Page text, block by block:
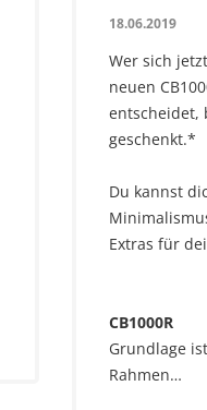
18.06.2019
Wer sich
neuen
entscheidet,
geschenkt.*
Du kannst
Extras für
CB1000R
Grundlage
Rahmen…